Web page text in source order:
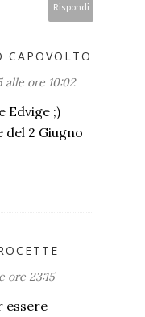
Rispondi
CAPOVOLTO
alle ore 10:02
Edvige ;)
del 2 Giugno
ore 23:15
essere